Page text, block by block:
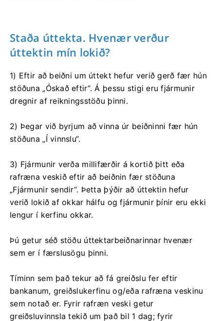
Staða úttekta. Hvenær verður
úttektin mín lokið?
1) Eftir að beiðni um úttekt hefur verið gerð fær hún
stöðuna „Óskað eftir“. Á þessu stigi eru fjármunir
dregnir af reikningsstöðu þinni.
2) Þegar við byrjum að vinna úr beiðninni fær hún
stöðuna „Í vinnslu“.
3) Fjármunir verða millifærðir á kortið þitt eða
rafræna veskið eftir að beiðnin fær stöðuna
„Fjármunir sendir“. Þetta þýðir að úttektin hefur
verið lokið af okkar hálfu og fjármunir þínir eru ekki
lengur í kerfinu okkar.
Þú getur séð stöðu úttektarbeiðnarinnar hvenær
sem er í færslusögu þinni.
Tíminn sem það tekur að fá greiðslu fer eftir
bankanum, greiðslukerfinu og/eða rafræna veskinu
sem notað er. Fyrir rafræn veski getur
greiðsluvinnsla tekið um það bil 1 dag; fyrir